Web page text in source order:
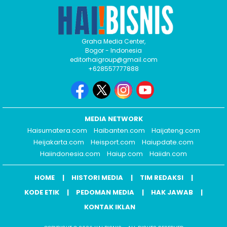
Graha Media Center,
Bogor - Indonesia
editorhaigroup@gmail.com
+628557777888
MEDIA NETWORK
Haisumatera.com
Haibanten.com
Haijateng.com
Heijakarta.com
Heisport.com
Haiupdate.com
Haiindonesia.com
Haiup.com Haiidn.com
HOME HISTORI MEDIA
TIM REDAKSI
KODE ETIK
PEDOMAN MEDIA
HAK JAWAB
KONTAK IKLAN